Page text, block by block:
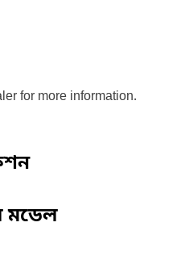
for more information.
মডেল